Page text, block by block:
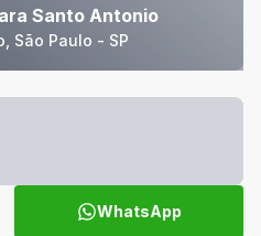
Santo Antonio
São Paulo - SP
WhatsApp